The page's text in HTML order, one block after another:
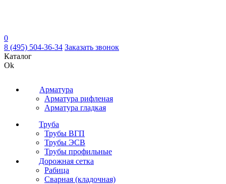
0
8 (495) 504-36-34 Заказать звонок
Каталог
Ok
Арматура
Арматура рифленая
Арматура гладкая
Труба
Трубы ВГП
Трубы ЭСВ
Трубы профильные
Дорожная сетка
Рабица
Сварная (кладочная)